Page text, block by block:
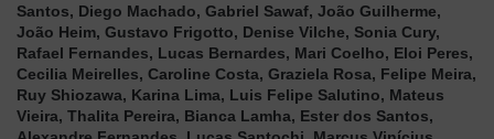
Santos, Diego Machado, Gabriel Sawaf, João Guilherme,
João Heim, Gustavo Frigotto, Denise Vilche, Sonia Cury,
Rafael Fernandes, Lucas Bernardes, Mari Coelho, Eloi Peres,
Cecilia Meirelles, Caroline Costa, Graziela Rosa, Felipe Meira,
Ruy Shiozawa, Karina Lima, Luis Felipe Salutino, Mateus
Vieira, Thalita Pereira, Bianca Lamha, Ester dos Santos,